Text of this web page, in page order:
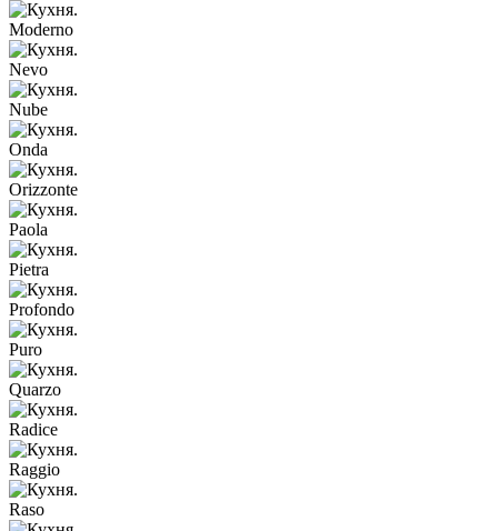
Moderno
Nevo
Nube
Onda
Orizzonte
Paola
Pietra
Profondo
Puro
Quarzo
Radice
Raggio
Raso